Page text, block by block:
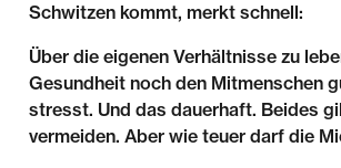
Schwitzen kommt, merkt schnell:
Über die eigenen Verhältnisse zu
Gesundheit noch den Mitmenschen
stresst. Und das dauerhaft. Beides
vermeiden. Aber wie teuer darf die